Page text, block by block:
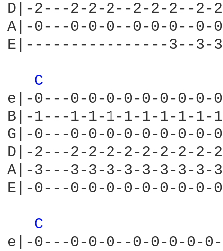
D|-2---2-2-2--2-2-2--
A|-0---0-0-0--0-0-
E|----------------3--
C
e|-0---0-0-0-0-0-0-0-0-
B|-1---1-1-1-1-1-1-1-
G|-0---0-0-0-0-0-0-0-
D|-2---2-2-2-2-2-2-2-
A|-3---3-3-3-3-3-3-3-3-
E|-0---0-0-0-0-0-0-0-
C
e|-0---0-0-0--0-0-0-0-